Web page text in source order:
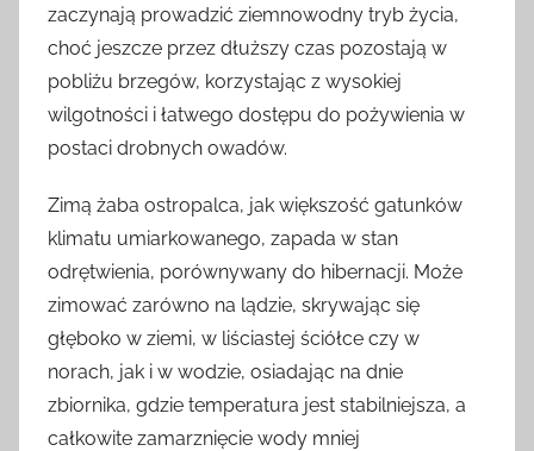
zaczynają prowadzić ziemnowodny tryb życia,
choć jeszcze przez dłuższy czas pozostają w
pobliżu brzegów, korzystając z wysokiej
wilgotności i łatwego dostępu do pożywienia w
postaci drobnych owadów.
Zimą żaba ostropalca, jak większość gatunków
klimatu umiarkowanego, zapada w stan
odrętwienia, porównywany do hibernacji. Może
zimować zarówno na lądzie, skrywając się
głęboko w ziemi, w liściastej ściółce czy w
norach, jak i w wodzie, osiadając na dnie
zbiornika, gdzie temperatura jest stabilniejsza, a
całkowite zamarznięcie wody mniej